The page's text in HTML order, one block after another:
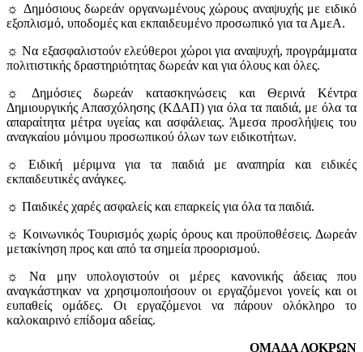
☼ Δημόσιους δωρεάν οργανωμένους χώρους αναψυχής με ειδικό
εξοπλισμό, υποδομές και εκπαιδευμένο προσωπικό για τα ΑμεΑ.
☼ Να εξασφαλιστούν ελεύθεροι χώροι για αναψυχή, προγράμματα
πολιτιστικής δραστηριότητας δωρεάν και για όλους και όλες.
☼ Δημόσιες δωρεάν κατασκηνώσεις και Θερινά Κέντρα
Δημιουργικής Απασχόλησης (ΚΔΑΠ) για όλα τα παιδιά, με όλα τα
απαραίτητα μέτρα υγείας και ασφάλειας. Άμεσα προσλήψεις του
αναγκαίου μόνιμου προσωπικού όλων των ειδικοτήτων.
☼ Ειδική μέριμνα για τα παιδιά με αναπηρία και ειδικές
εκπαιδευτικές ανάγκες.
☼ Παιδικές χαρές ασφαλείς και επαρκείς για όλα τα παιδιά.
☼ Κοινωνικός Τουρισμός χωρίς όρους και προϋποθέσεις. Δωρεάν
μετακίνηση προς και από τα σημεία προορισμού.
☼ Να μην υπολογιστούν οι μέρες κανονικής άδειας που
αναγκάστηκαν να χρησιμοποιήσουν οι εργαζόμενοι γονείς και οι
ευπαθείς ομάδες. Οι εργαζόμενοι να πάρουν ολόκληρο το
καλοκαιρινό επίδομα αδείας.
ΟΜΑΔΑ ΛΟΚΡΩΝ